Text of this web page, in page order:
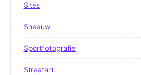
Sites
Sneeuw
Sportfotografie
Streetart